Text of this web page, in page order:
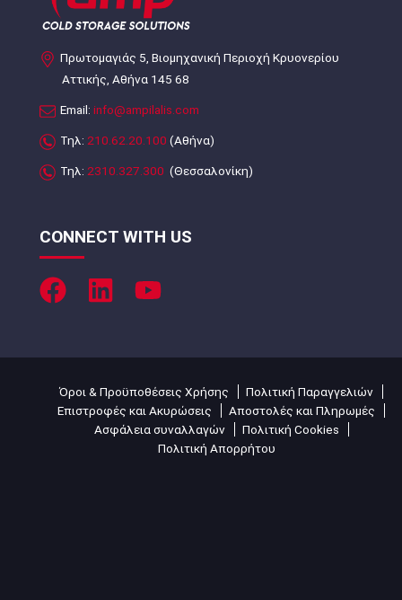
Πρωτομαγιάς 5, Βιομηχανική Περιοχή Κρυονερίου
Αττικής, Αθήνα 145 68
Email: info@ampilalis.com
Τηλ: 210.62.20.100 (Αθήνα)
Τηλ: 2310.327.300 (Θεσσαλονίκη)
CONNECT WITH US
Όροι & Προϋποθέσεις Χρήσης
Πολιτική Παραγγελιών
Επιστροφές και Ακυρώσεις
Αποστολές και Πληρωμές
Ασφάλεια συναλλαγών
Πολιτική Cookies
Πολιτική Απορρήτου